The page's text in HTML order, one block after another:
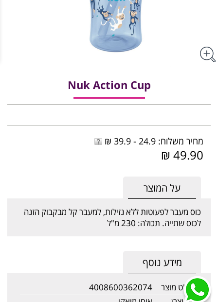
Nuk Action Cup
מחיר משלוח: 24.9 - 39.9 ₪
49.90 ₪
על המוצר
כוס מעבר לפעוטות ללא נזילות, למעבר קל מבקבוק הזנה
לכוס שתייה. תכולה: 230 מ"ל
מידע נוסף
מק"ט מוצר
4008600362074